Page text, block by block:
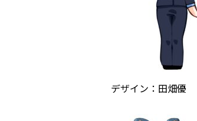
デザイン：田畑優